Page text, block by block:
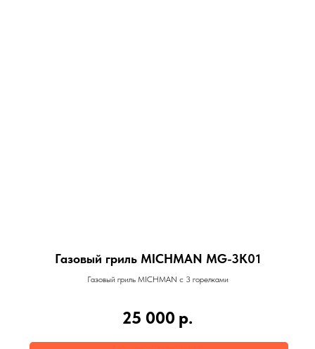
Газовый гриль MICHMAN MG-3K01
Газовый гриль MICHMAN с 3 горелками
25 000 р.